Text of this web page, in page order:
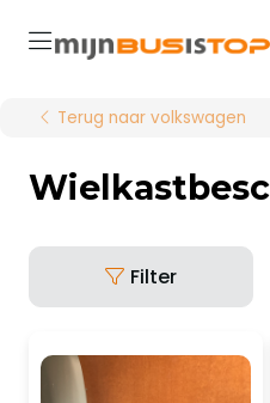
Terug naar volkswagen
Filter